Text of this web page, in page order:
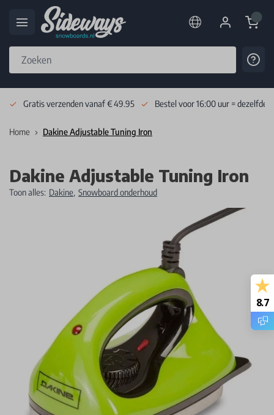
Cart
Gratis verzenden vanaf € 49.95 Bestel voor 16:00 uur = dezelfde
Home Dakine Adjustable Tuning Iron
Dakine Adjustable Tuning Iron
Toon alles: Dakine, Snowboard onderhoud
8.7